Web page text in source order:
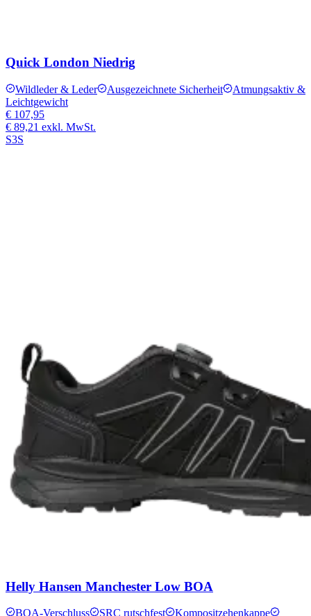
Quick London Niedrig
Wildleder & Leder Ausgezeichnete Sicherheit
Atmungsaktiv &
Leichtgewicht
€ 107,95
€ 89,21 exkl. MwSt.
S3S
Helly Hansen Manchester Low BOA
BOA-Verschluss SRC rutschfest
Kompositzehenkappe